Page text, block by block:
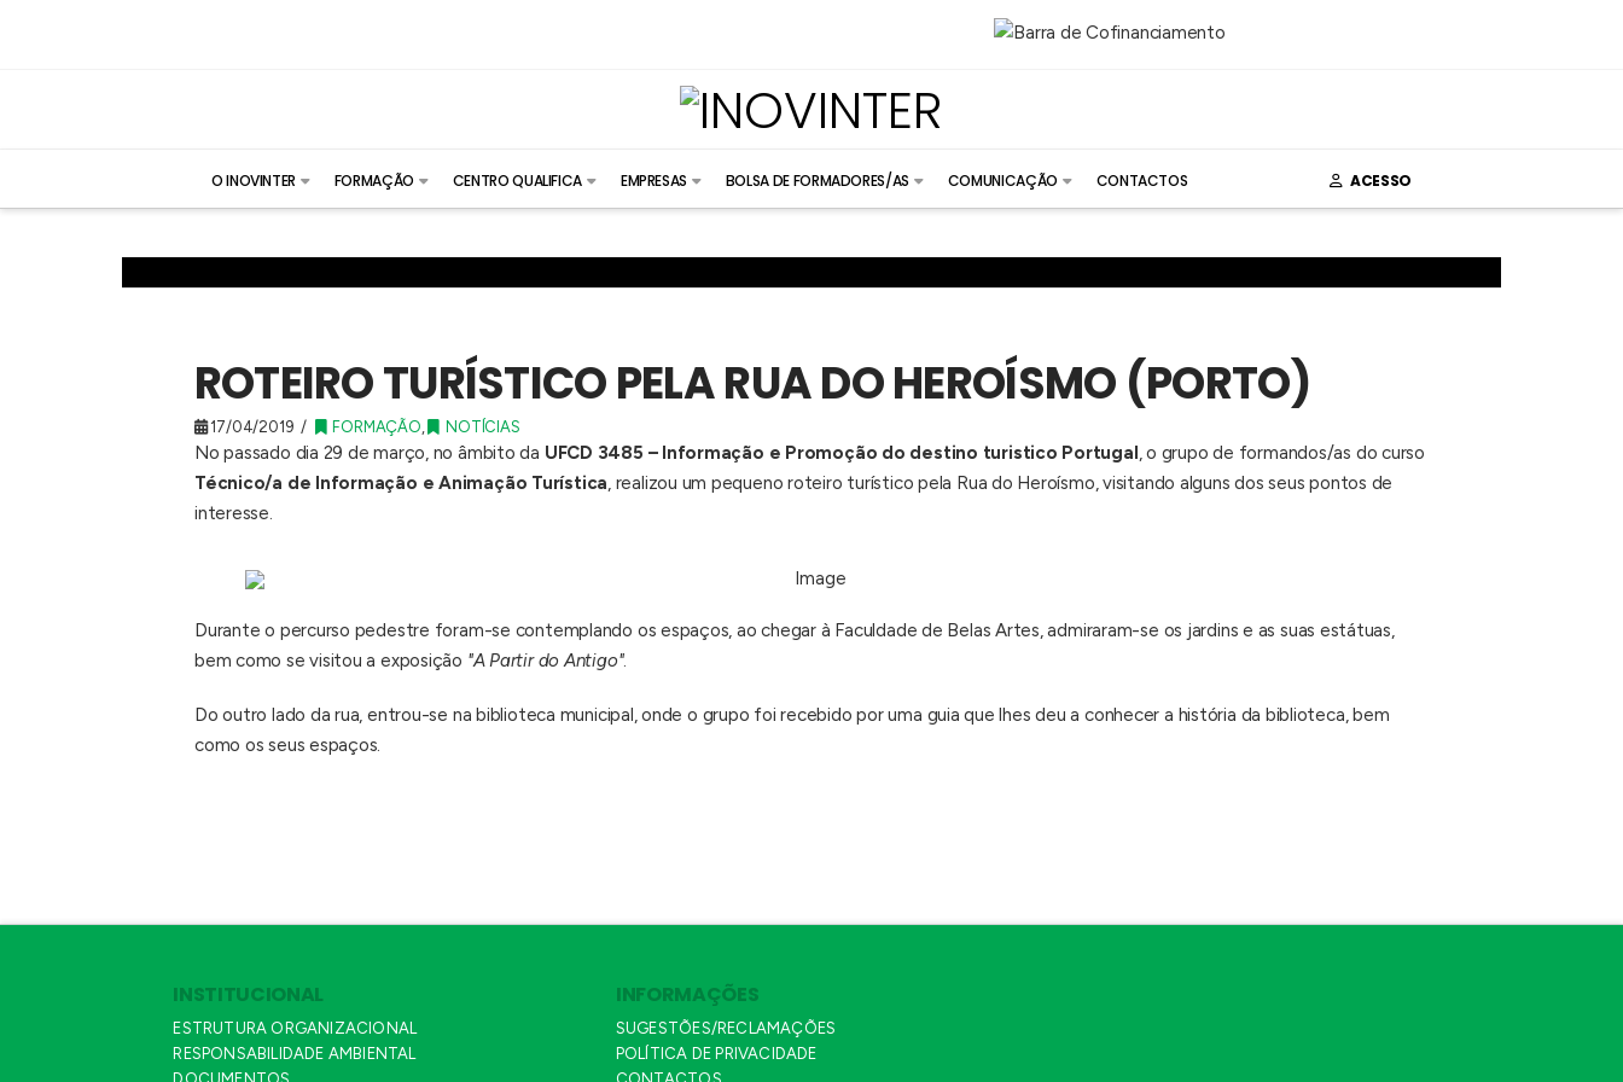
O INOVINTER FORMAÇÃO CENTRO QUALIFICA EMPRESAS BOLSA DE FORMADORES/AS COMUNICAÇÃO CONTACTOS ACESSO
ROTEIRO TURÍSTICO PELA RUA DO HEROÍSMO (PORTO)
17/04/2019 FORMAÇÃO , NOTÍCIAS
No passado dia 29 de março, no âmbito da UFCD 3485 – Informação e Promoção do destino turistico Portugal , o grupo de formandos/as do curso
Técnico/a de Informação e Animação Turística , realizou um pequeno roteiro turístico pela Rua do Heroísmo, visitando alguns dos seus pontos de
interesse.
Durante o percurso pedestre foram-se contemplando os espaços, ao chegar à Faculdade de Belas Artes, admiraram-se os jardins e as suas estátuas,
bem como se visitou a exposição "A Partir do Antigo".
Do outro lado da rua, entrou-se na biblioteca municipal, onde o grupo foi recebido por uma guia que lhes deu a conhecer a história da biblioteca, bem
como os seus espaços.
INSTITUCIONAL
ESTRUTURA ORGANIZACIONAL
RESPONSABILIDADE AMBIENTAL
INFORMAÇÕES
SUGESTÕES/RECLAMAÇÕES
POLÍTICA DE PRIVACIDADE